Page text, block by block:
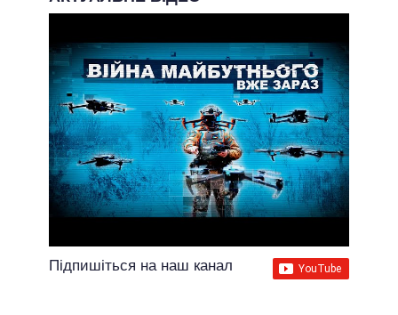
Підпишіться на наш канал